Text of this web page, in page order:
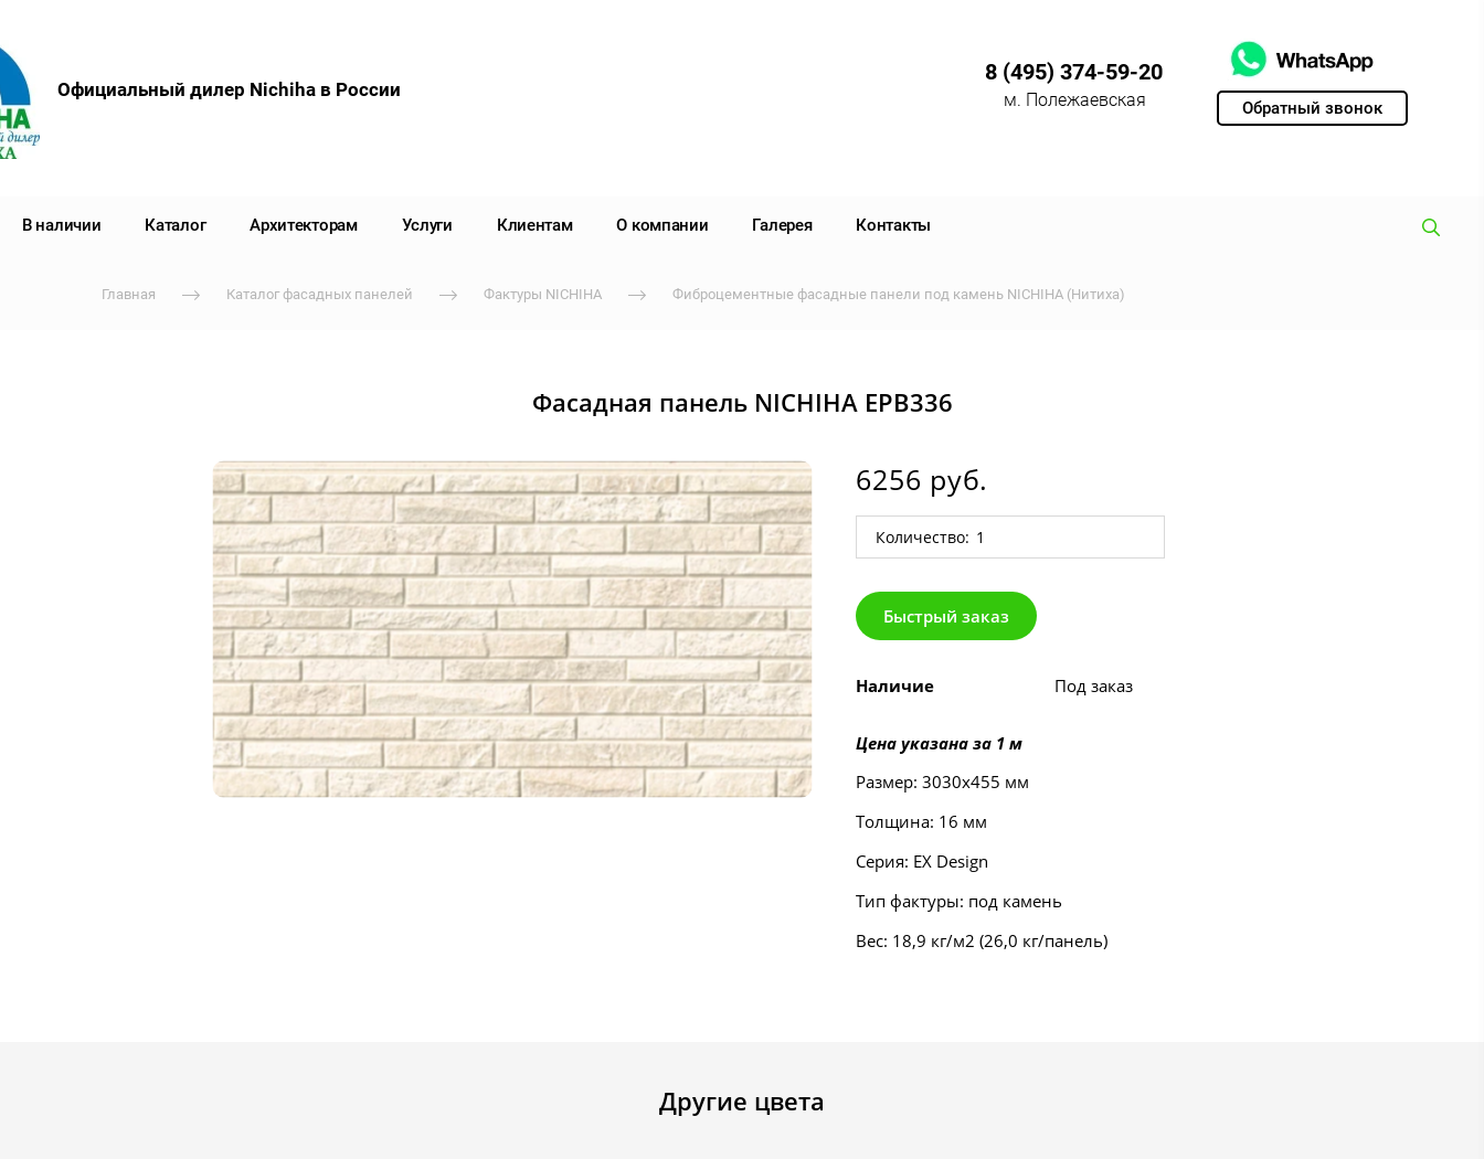
Обратный звонок
Официальный дилер Nichiha в России
8 (495) 374-59-20
м. Полежаевская
В наличии Каталог Архитекторам Услуги Клиентам О компании Галерея Контакты
Главная Каталог фасадных панелей Фактуры NICHIHA Фиброцементные фасадные панели под камень NICHIHA (Нитиха)
Фасадная панель NICHIHA EPB336
6256 руб.
Количество:
Быстрый заказ
Наличие Под заказ
Цена указана за 1 м
Размер: 3030х455 мм
Толщина: 16 мм
Серия: EX Design
Тип фактуры: под камень
Вес: 18,9 кг/м2 (26,0 кг/панель)
Другие цвета